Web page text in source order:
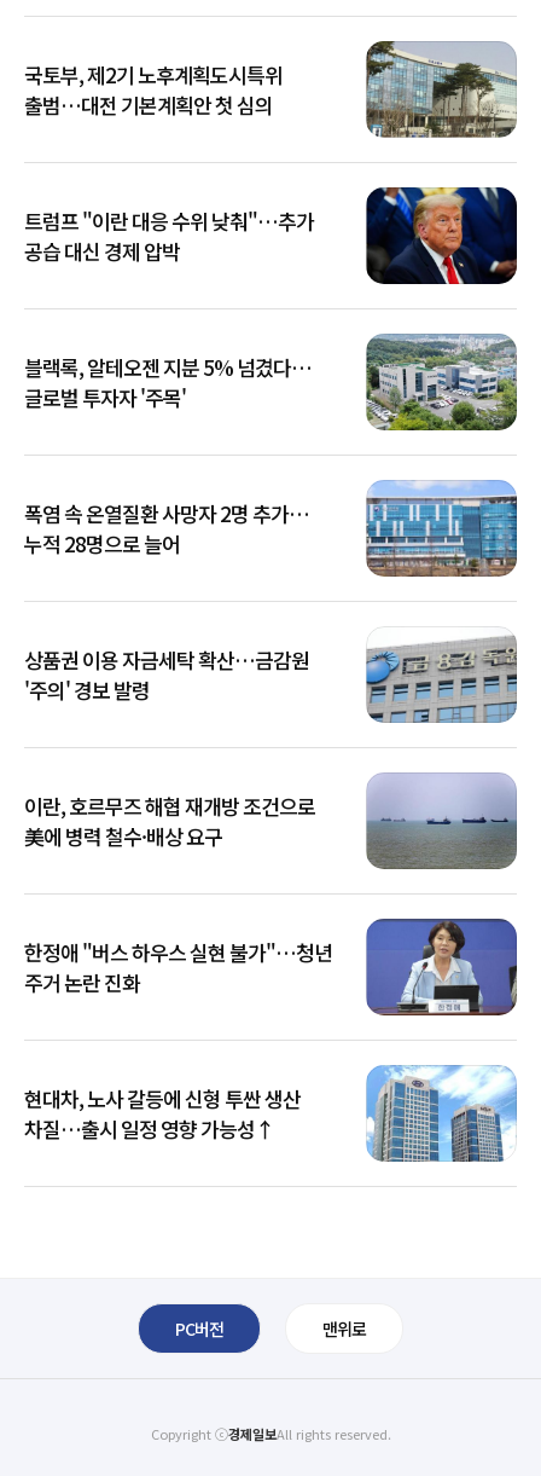
국토부, 제2기 노후계획도시특위
출범…대전 기본계획안 첫 심의
트럼프 "이란 대응 수위 낮춰"…추가
공습 대신 경제 압박
블랙록, 알테오젠 지분 5% 넘겼다…
글로벌 투자자 '주목'
폭염 속 온열질환 사망자 2명 추가…
누적 28명으로 늘어
상품권 이용 자금세탁 확산…금감원
'주의' 경보 발령
이란, 호르무즈 해협 재개방 조건으로
美에 병력 철수·배상 요구
한정애 "버스 하우스 실현 불가"…청년
주거 논란 진화
현대차, 노사 갈등에 신형 투싼 생산
차질…출시 일정 영향 가능성↑
PC버전 맨위로
Copyright ⓒ경제일보All rights reserved.